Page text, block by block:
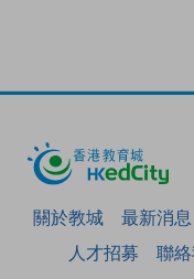
關於教城 最新消息
人才招募
聯